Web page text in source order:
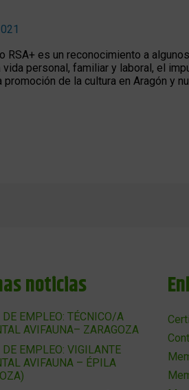
es un reconocimiento a
personal, familiar y laboral, el
de la cultura en Aragón y
noticias
DE EMPLEO: TÉCNICO/A
AVIFAUNA– ZARAGOZA
DE EMPLEO: VIGILANTE
AVIFAUNA – ÉPILA